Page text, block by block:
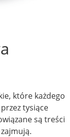
które każdego
tysiące
są treści